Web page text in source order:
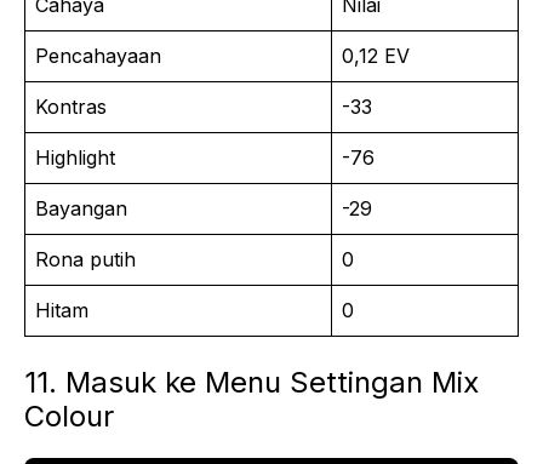
Pencahayaan 0,12 EV
Kontras -33
Highlight -76
Bayangan -29
Rona putih 0
Hitam 0
11. Masuk ke Menu Settingan Mix
Colour